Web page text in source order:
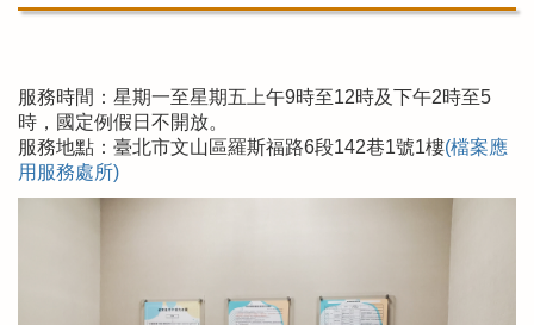
服務時間：星期一至星期五上午9時至12時及下午2時至5
時，國定例假日不開放。
服務地點：臺北市文山區羅斯福路6段142巷1號1樓(檔案應
用服務處所)